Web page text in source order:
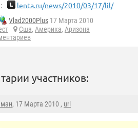
lenta.ru/news/2010/03/17/lil/
Vlad2000Plus 17 Марта 2010
Сша, Америка, Аризона
участников:
, 17 Марта 2010 , url